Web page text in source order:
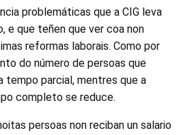
problemáticas que a CIG leva
e que teñen que ver coa non
reformas laborais. Como por
do número de persoas que
tempo parcial, mentres que a
completo se reduce.
persoas non reciban un salario